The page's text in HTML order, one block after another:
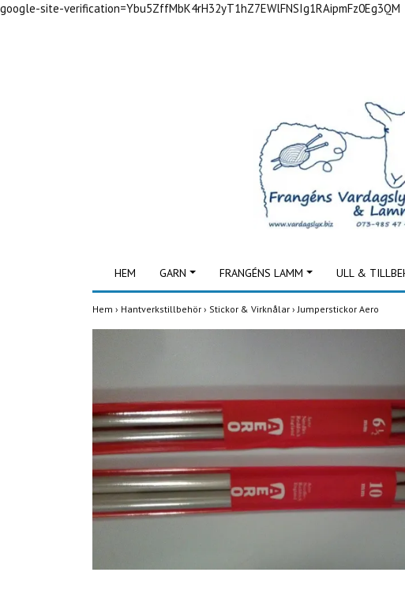
google-site-verification=Ybu5ZffMbK4rH32yT1hZ7EWlFNSIg1RAipmFz0Eg3QM
HEM GARN FRANGÉNS LAMM ULL &
Hem › Hantverkstillbehör › Stickor & Virknålar ›Jumperstickor Aero